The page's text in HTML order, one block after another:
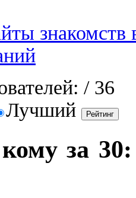
/ 36
Лучший
за